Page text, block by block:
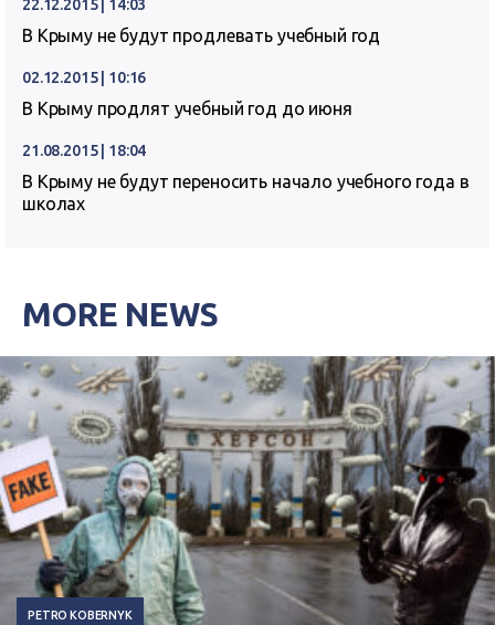
22.12.2015 | 14:03
В Крыму не будут продлевать учебный год
02.12.2015 | 10:16
В Крыму продлят учебный год до июня
21.08.2015 | 18:04
В Крыму не будут переносить начало учебного года в
школах
MORE NEWS
PETRO KOBERNYK